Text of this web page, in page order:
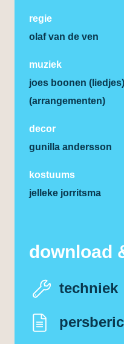
regie
olaf van de ven
muziek
joes boonen
(arrangementen)
decor
gunilla andersson
kostuums
jelleke jorritsma
download
techniek